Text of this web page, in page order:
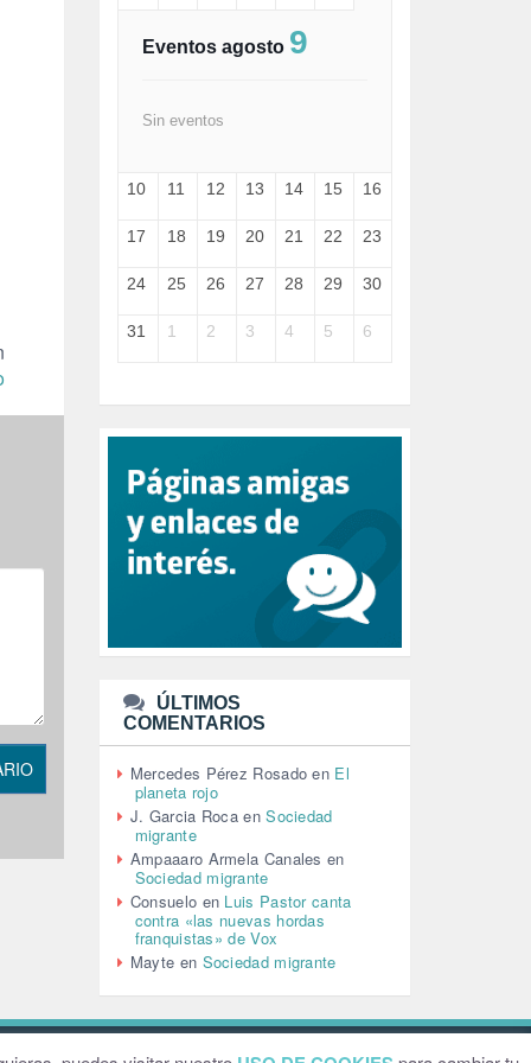
FELICIDAD (1)
FRANCISCO (5)
HUGO ZÁRATE (30)
I A (2)
INDEPENDENCIA (15)
INTELIGENCIA ARTIFICIAL (1)
JANE GOODDALL (1)
JAZZ (1)
JÓVENES (28)
JUSTICIA (13)
LEÓN XIV (5)
LGTBI (1)
MEMORIA HISTÓRICA (232)
MONARQUÍA (26)
NATURALEZA (1)
PALESTINA (8)
PARTICIPACIÓN CIUDADANA (393)
PAZ (2)
PENSIONES (12)
PEPE MUJICA (2)
PESCADORES (1)
POBREZA (2)
POLÍTICA INTERNACIONAL (367)
POLÍTICA VALENCIA (358)
Eventos agosto 9
Sin eventos
10 11 12 13 14 15 16
17 18 19 20 21 22 23
24 25 26 27 28 29 30
31 1 2 3 4 5 6
ÚLTIMOS
COMENTARIOS
Mercedes Pérez Rosado en El
planeta rojo
J. Garcia Roca enSociedad
migrante
Ampaaaro Armela Canales en
Sociedad migrante
Consuelo en Luis Pastor canta
contra «las nuevas hordas
franquistas» de Vox
Mayte en Sociedad migrante